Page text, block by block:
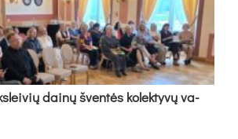
dai­nų šven­tės ko­lek­ty­vų va­